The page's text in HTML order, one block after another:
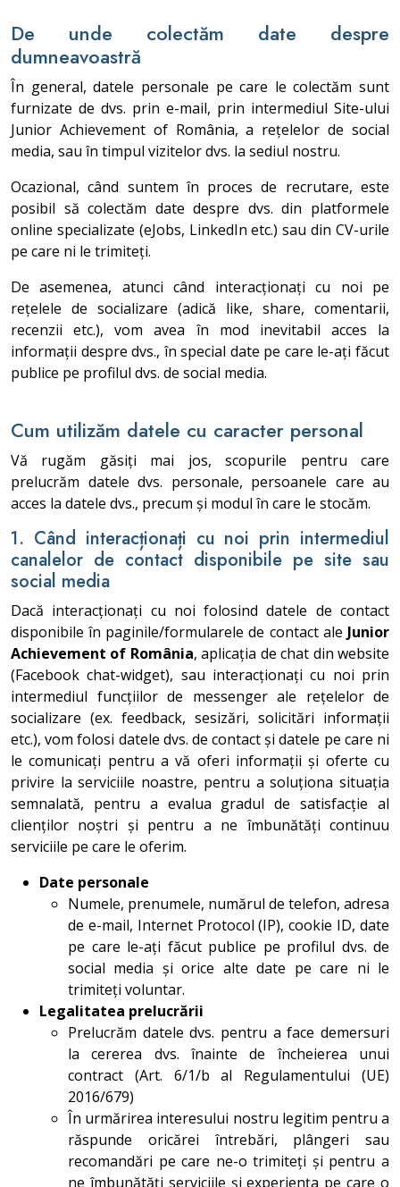
De unde colectăm date despre
dumneavoastră
În general, datele personale pe care le colectăm sunt
furnizate de dvs. prin e-mail, prin intermediul Site-ului
Junior Achievement of România, a rețelelor de social
media, sau în timpul vizitelor dvs. la sediul nostru.
Ocazional, când suntem în proces de recrutare, este
posibil să colectăm date despre dvs. din platformele
online specializate (eJobs, LinkedIn etc.) sau din CV-urile
pe care ni le trimiteți.
De asemenea, atunci când interacționați cu noi pe
rețelele de socializare (adică like, share, comentarii,
recenzii etc.), vom avea în mod inevitabil acces la
informații despre dvs., în special date pe care le-ați făcut
publice pe profilul dvs. de social media.
Cum utilizăm datele cu caracter personal
Vă rugăm găsiți mai jos, scopurile pentru care
prelucrăm datele dvs. personale, persoanele care au
acces la datele dvs., precum și modul în care le stocăm.
1. Când interacționați cu noi prin intermediul
canalelor de contact disponibile pe site sau
social media
Dacă interacționați cu noi folosind datele de contact
disponibile în paginile/formularele de contact ale Junior
Achievement of România, aplicația de chat din website
(Facebook chat-widget), sau interacționați cu noi prin
intermediul funcțiilor de messenger ale rețelelor de
socializare (ex. feedback, sesizări, solicitări informații
etc.), vom folosi datele dvs. de contact și datele pe care ni
le comunicați pentru a vă oferi informații și oferte cu
privire la serviciile noastre, pentru a soluționa situația
semnalată, pentru a evalua gradul de satisfacție al
clienților noștri și pentru a ne îmbunătăți continuu
serviciile pe care le oferim.
Date personale
Numele, prenumele, numărul de telefon, adresa
de e-mail, Internet Protocol (IP), cookie ID, date
pe care le-ați făcut publice pe profilul dvs. de
social media și orice alte date pe care ni le
trimiteți voluntar.
Legalitatea prelucrării
Prelucrăm datele dvs. pentru a face demersuri
la cererea dvs. înainte de încheierea unui
contract (Art. 6/1/b al Regulamentului (UE)
2016/679)
În urmărirea interesului nostru legitim pentru a
răspunde oricărei întrebări, plângeri sau
recomandări pe care ne-o trimiteți și pentru a
ne îmbunătăți serviciile și experiența pe care o